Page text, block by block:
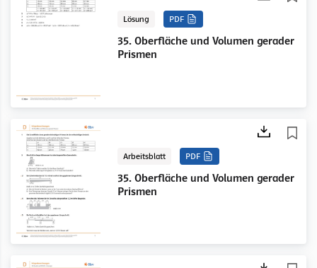
Lösung PDF
35. Oberfläche und Volumen gerader
Prismen
Arbeitsblatt PDF
35. Oberfläche und Volumen gerader
Prismen